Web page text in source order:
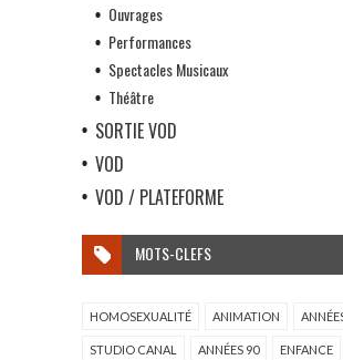
Ouvrages
Performances
Spectacles Musicaux
Théâtre
SORTIE VOD
VOD
VOD / PLATEFORME
MOTS-CLEFS
HOMOSEXUALITÉ ANIMATION
STUDIO CANAL ANNÉES 90 ENFANCE